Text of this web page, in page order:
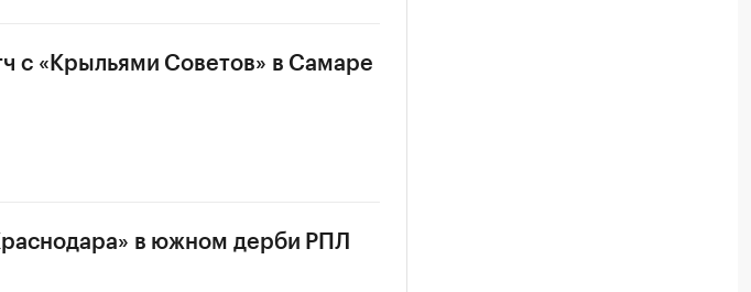
с «Крыльями Советов» в Самаре
в южном дерби РПЛ